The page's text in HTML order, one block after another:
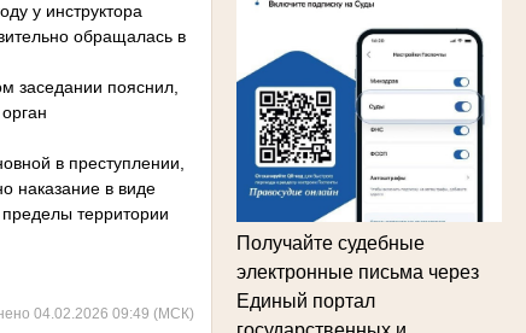
Получайте судебные
электронные письма через
Единый портал
у инструктора
обращалась в
заседании пояснил,
в преступлении,
наказание в виде
территории
04.02.2026 09:49 (МСК)